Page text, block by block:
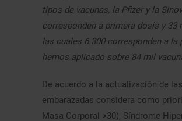
tipos de vacunas, la Pfizer y la
corresponden a primera dosis y 33
las cuales 6.300 corresponden a la
hemos aplicado sobre 84 mil
De acuerdo a la actualización de
embarazadas considera como
Masa Corporal >30), Síndrome